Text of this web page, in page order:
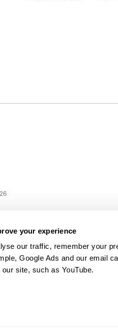
your experience
our traffic, remember your
Google Ads and our email
site, such as YouTube.